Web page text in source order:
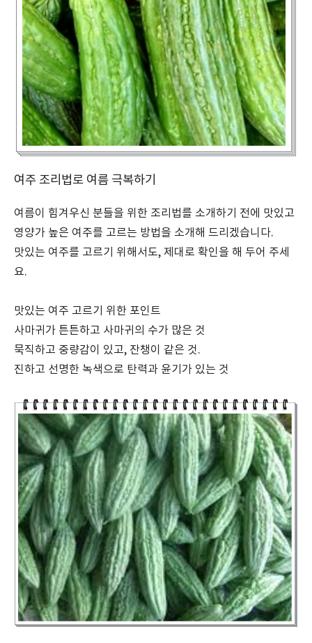
여주 조리법로 여름 극복하기
여름이 힘겨우신 분들을 위한 조리법를 소개하기 전에 맛있고
영양가 높은 여주를 고르는 방법을 소개해 드리겠습니다.
맛있는 여주를 고르기 위해서도, 제대로 확인을 해 두어 주세
요.
맛있는 여주 고르기 위한 포인트
사마귀가 튼튼하고 사마귀의 수가 많은 것
묵직하고 중량감이 있고, 잔챙이 같은 것.
진하고 선명한 녹색으로 탄력과 윤기가 있는 것